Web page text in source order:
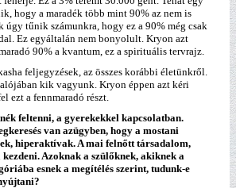
hogy a maradék több mint 90% az nem is
úgy tűnik számunkra, hogy ez a 90% még csak
Ez egyáltalán nem bonyolult. Kryon azt
90% a kvantum, ez a spirituális tervrajz.
feljegyzések, az összes korábbi életünkről.
kik vagyunk. Kryon éppen azt kéri
ezt a fennmaradó részt.
feltenni, a gyerekekkel kapcsolatban.
van azügyben, hogy a mostani
hiperaktívak. A mai felnőtt társadalom,
Azoknak a szülőknek, akiknek a
esnek a megítélés szerint, tudunk-e